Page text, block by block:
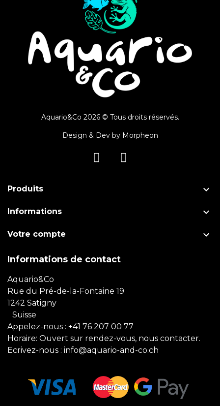
Aquario&Co 2026 © Tous droits réservés.
Design & Dev by Morpheon
Produits 
Informations 
Votre compte 
Informations de contact
Aquario&Co
Rue du Pré-de-la-Fontaine 19
1242 Satigny
Suisse
Appelez-nous : +41 76 207 00 77
Horaire: Ouvert sur rendez-vous, nous contacter.
Ecrivez-nous : info@aquario-and-co.ch